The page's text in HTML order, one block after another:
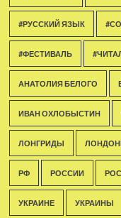
#РУССКИЙ ЯЗЫК
#ФЕСТИВАЛЬ
АНАТОЛИЯ БЕЛОГО
ИВАН ОХЛОБЫСТИН
ЛОНГРИДЫ
РФ РОССИИ
УКРАИНЕ УКРАИНЫ